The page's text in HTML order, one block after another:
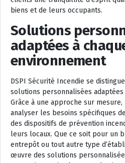
biens et de leurs occupants.
Solutions
adaptées à
environnement
DSPI Sécurité Incendie se
solutions personnalisées
Grâce à une approche sur mesure,
analyser les besoins spécifiques
des dispositifs de prévention
leurs locaux. Que ce soit pour un
entrepôt ou tout autre type
œuvre des solutions